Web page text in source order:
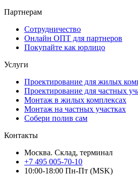
Партнерам
Сотрудничество
Онлайн ОПТ для партнеров
Покупайте как юрлицо
Услуги
Проектирование для жилых
Проектирование для частных
Монтаж в жилых комплексах
Монтаж на частных участках
Собери полив сам
Контакты
Москва. Склад, терминал
+7 495 005-70-10
10:00-18:00 Пн-Пт (MSK)